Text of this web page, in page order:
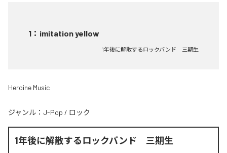
1 ： imitation yellow
1年後に解散するロックバンド 三期生
Heroine Music
ジャンル： J-Pop / ロック
1年後に解散するロックバンド 三期生